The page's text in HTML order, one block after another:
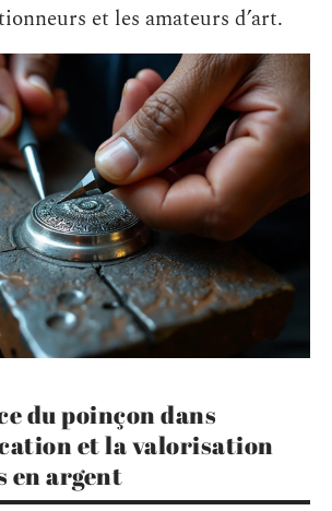
et les amateurs d’art.
du poinçon dans
et la valorisation
en argent